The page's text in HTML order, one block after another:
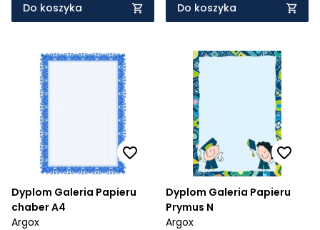
Do koszyka Do koszyka
Dyplom Galeria Papieru
chaber A4
Argox
Dyplom Galeria Papieru
Prymus N
Argox